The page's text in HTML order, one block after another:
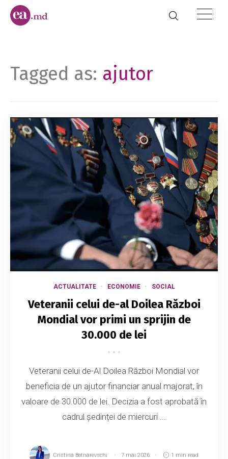
Tagged as: ajutor
ACTUALITATE ECONOMIE SOCIAL
Veteranii celui de-al Doilea Război
Mondial vor primi un sprijin de
30.000 de lei
Veteranii celui de-Al Doilea Război Mondial vor
beneficia de un ajutor financiar anual majorat, în
valoare de 30.000 de lei. Decizia a fost aprobată în
cadrul ședinței de miercuri ...
Cristina Botnarevschi 7 mai 2026 1 min read